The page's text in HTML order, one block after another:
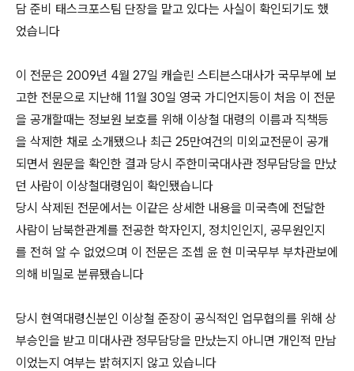
담 준비 태스크포스팀 단장을 맡고 있다는 사실이 확인되기도 했
었습니다
이 전문은 2009년 4월 27일 캐슬린 스티븐스대사가 국무부에 보
고한 전문으로 지난해 11월 30일 영국 가디언지등이 처음 이 전문
을 공개할때는 정보원 보호를 위해 이상철 대령의 이름과 직책등
을 삭제한 채로 소개됐으나 최근 25만여건의 미외교전문이 공개
되면서 원문을 확인한 결과 당시 주한미국대사관 정무담당을 만났
던 사람이 이상철대령임이 확인됐습니다
당시 삭제된 전문에서는 이같은 상세한 내용을 미국측에 전달한
사람이 남북한관계를 전공한 학자인지, 정치인인지, 공무원인지
를 전혀 알 수 없었으며 이 전문은 조셉 윤 현 미국무부 부차관보에
의해 비밀로 분류됐습니다
당시 현역대령신분인 이상철 준장이 공식적인 업무협의를 위해 상
부승인을 받고 미대사관 정무담당을 만났는지 아니면 개인적 만남
이었는지 여부는 밝혀지지 않고 있습니다